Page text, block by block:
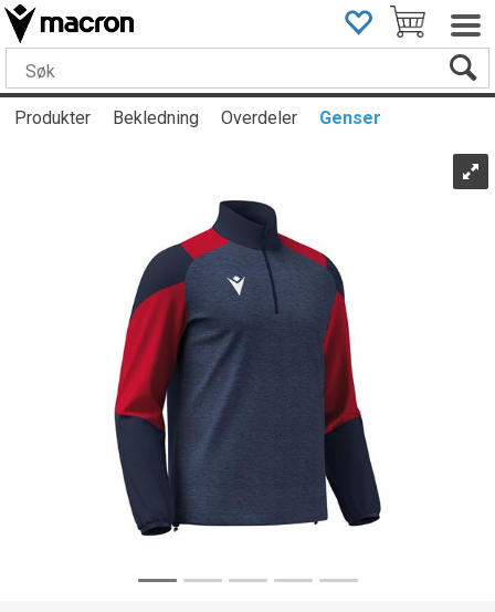
Produkter Bekledning Overdeler Genser